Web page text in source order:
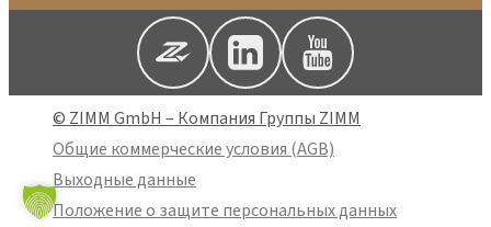
© ZIMM GmbH – Компания Группы ZIMM
Общие коммерческие условия (AGB)
Выходные данные
Положение о защите персональных данных